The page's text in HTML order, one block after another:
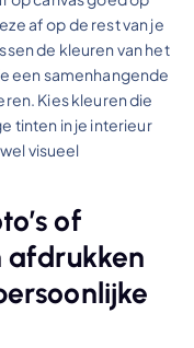
af op de rest van je
de kleuren van het
een samenhangende
Kies kleuren die
tinten in je interieur
visueel
of
afdrukken